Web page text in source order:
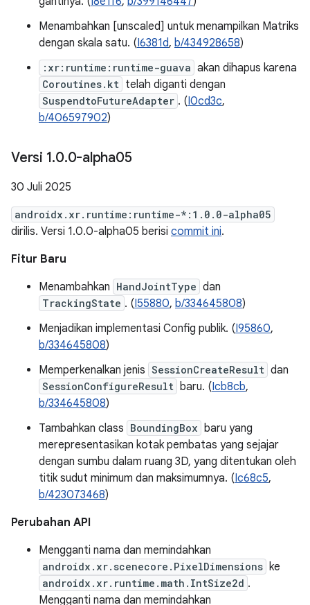
Menambahkan [unscaled] untuk menampilkan Matriks
dengan skala satu. (I6381d, b/434928658)
:xr:runtime:runtime-guava akan dihapus karena
Coroutines.kt telah diganti dengan
SuspendtoFutureAdapter . (I0cd3c,
b/406597902)
Versi 1.0.0-alpha05
30 Juli 2025
androidx.xr.runtime:runtime-*:1.0.0-alpha05
dirilis. Versi 1.0.0-alpha05 berisi commit ini.
Fitur Baru
Menambahkan HandJointType dan
TrackingState . (I55880, b/334645808)
Menjadikan implementasi Config publik. (I95860,
b/334645808)
Memperkenalkan jenis SessionCreateResult dan
SessionConfigureResult baru. (Icb8cb,
b/334645808)
Tambahkan class BoundingBox baru yang
merepresentasikan kotak pembatas yang sejajar
dengan sumbu dalam ruang 3D, yang ditentukan oleh
titik sudut minimum dan maksimumnya. (Ic68c5,
b/423073468)
Perubahan API
Mengganti nama dan memindahkan
androidx.xr.scenecore.PixelDimensions ke
androidx.xr.runtime.math.IntSize2d .
Mengganti nama dan memindahkan